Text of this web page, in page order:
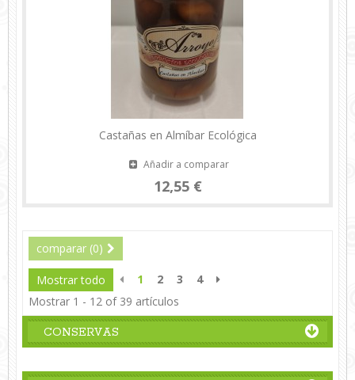
Castañas en Almíbar Ecológica
Añadir a comparar
12,55 €
comparar (0)
Mostrar todo 1 2 3
4
Mostrar 1 - 12 of 39 artículos
CONSERVAS